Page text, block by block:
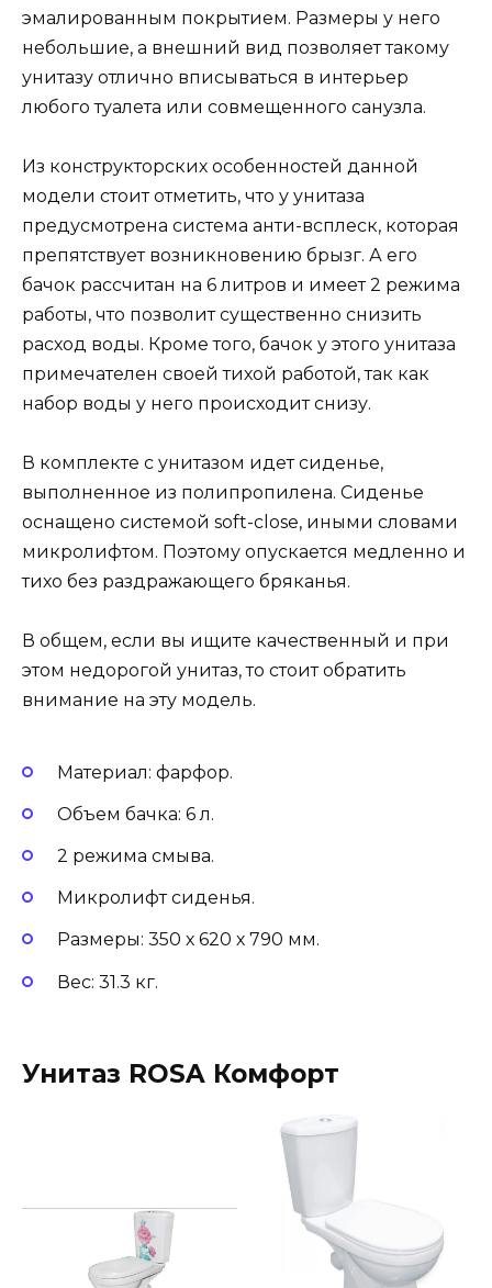
эмалированным покрытием. Размеры у него
небольшие, а внешний вид позволяет такому
унитазу отлично вписываться в интерьер
любого туалета или совмещенного санузла.
Из конструкторских особенностей данной
модели стоит отметить, что у унитаза
предусмотрена система анти-всплеск, которая
препятствует возникновению брызг. А его
бачок рассчитан на 6 литров и имеет 2 режима
работы, что позволит существенно снизить
расход воды. Кроме того, бачок у этого унитаза
примечателен своей тихой работой, так как
набор воды у него происходит снизу.
В комплекте с унитазом идет сиденье,
выполненное из полипропилена. Сиденье
оснащено системой soft-close, иными словами
микролифтом. Поэтому опускается медленно и
тихо без раздражающего бряканья.
В общем, если вы ищите качественный и при
этом недорогой унитаз, то стоит обратить
внимание на эту модель.
Материал: фарфор.
Объем бачка: 6 л.
2 режима смыва.
Микролифт сиденья.
Размеры: 350 х 620 х 790 мм.
Вес: 31.3 кг.
Унитаз ROSA Комфорт